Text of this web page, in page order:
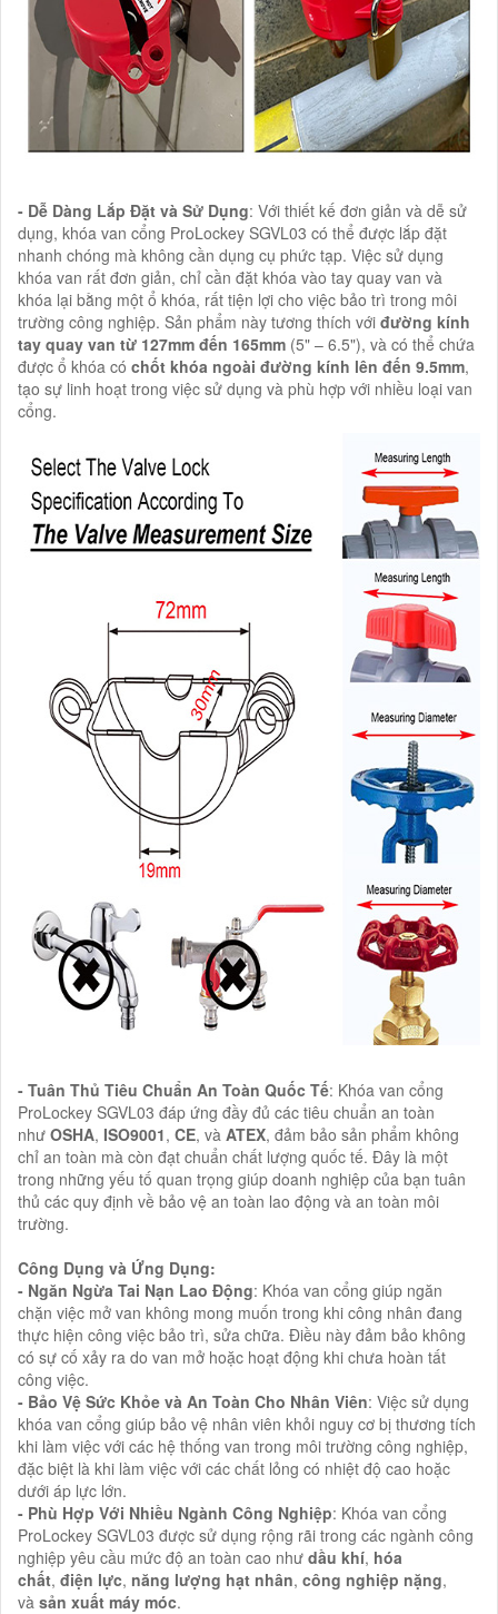
- Dễ Dàng Lắp Đặt và Sử Dụng: Với thiết kế đơn giản và dễ sử
dụng, khóa van cổng ProLockey SGVL03 có thể được lắp đặt
nhanh chóng mà không cần dụng cụ phức tạp. Việc sử dụng
khóa van rất đơn giản, chỉ cần đặt khóa vào tay quay van và
khóa lại bằng một ổ khóa, rất tiện lợi cho việc bảo trì trong môi
trường công nghiệp. Sản phẩm này tương thích với đường kính
tay quay van từ 127mm đến 165mm (5" – 6.5"), và có thể chứa
được ổ khóa có chốt khóa ngoài đường kính lên đến 9.5mm,
tạo sự linh hoạt trong việc sử dụng và phù hợp với nhiều loại van
cổng.
- Tuân Thủ Tiêu Chuẩn An Toàn Quốc Tế: Khóa van cổng
ProLockey SGVL03 đáp ứng đầy đủ các tiêu chuẩn an toàn
như OSHA, ISO9001, CE, và ATEX, đảm bảo sản phẩm không
chỉ an toàn mà còn đạt chuẩn chất lượng quốc tế. Đây là một
trong những yếu tố quan trọng giúp doanh nghiệp của bạn tuân
thủ các quy định về bảo vệ an toàn lao động và an toàn môi
trường.
Công Dụng và Ứng Dụng:
- Ngăn Ngừa Tai Nạn Lao Động: Khóa van cổng giúp ngăn
chặn việc mở van không mong muốn trong khi công nhân đang
thực hiện công việc bảo trì, sửa chữa. Điều này đảm bảo không
có sự cố xảy ra do van mở hoặc hoạt động khi chưa hoàn tất
công việc.
- Bảo Vệ Sức Khỏe và An Toàn Cho Nhân Viên: Việc sử dụng
khóa van cổng giúp bảo vệ nhân viên khỏi nguy cơ bị thương tích
khi làm việc với các hệ thống van trong môi trường công nghiệp,
đặc biệt là khi làm việc với các chất lỏng có nhiệt độ cao hoặc
dưới áp lực lớn.
- Phù Hợp Với Nhiều Ngành Công Nghiệp: Khóa van cổng
ProLockey SGVL03 được sử dụng rộng rãi trong các ngành công
nghiệp yêu cầu mức độ an toàn cao như dầu khí, hóa
chất, điện lực, năng lượng hạt nhân, công nghiệp nặng,
và sản xuất máy móc.